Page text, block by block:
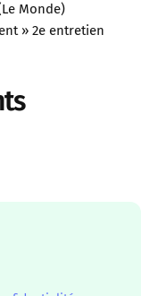
Monde)
» 2e entretien